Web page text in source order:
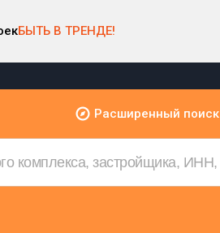
БЫТЬ В ТРЕНДЕ!
Расширенный поиск